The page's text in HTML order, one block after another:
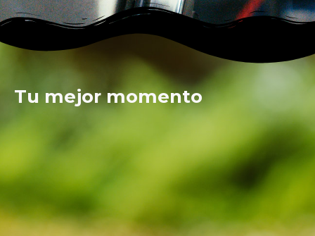
Tu mejor momento